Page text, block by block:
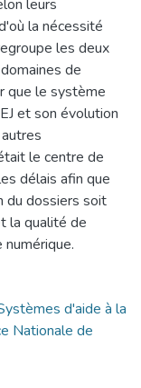
leurs
la nécessité
les deux
de
que le système
et son évolution
le centre de
délais afin que
du dossiers soit
la qualité de
d'aide à la
Nationale de